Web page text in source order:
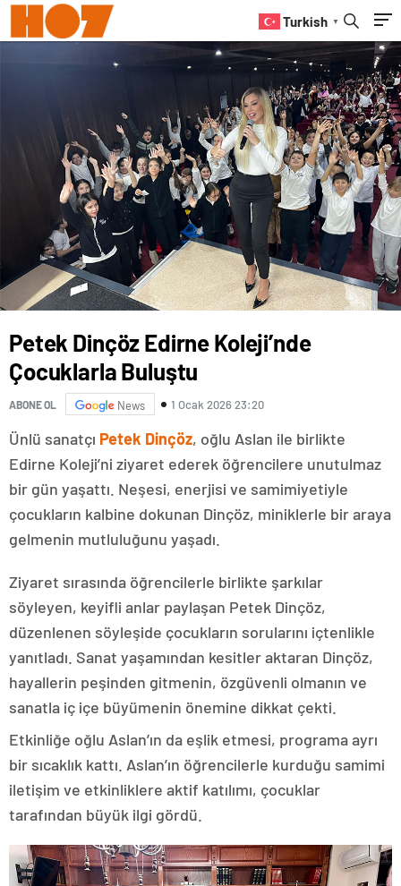
Turkish ▼
Petek Dinçöz Edirne Koleji’nde
Çocuklarla Buluştu
ABONE OL News 1 Ocak 2026 23:20
Ünlü sanatçı Petek Dinçöz, oğlu Aslan ile birlikte
Edirne Koleji’ni ziyaret ederek öğrencilere unutulmaz
bir gün yaşattı. Neşesi, enerjisi ve samimiyetiyle
çocukların kalbine dokunan Dinçöz, miniklerle bir araya
gelmenin mutluluğunu yaşadı.
Ziyaret sırasında öğrencilerle birlikte şarkılar
söyleyen, keyifli anlar paylaşan Petek Dinçöz,
düzenlenen söyleşide çocukların sorularını içtenlikle
yanıtladı. Sanat yaşamından kesitler aktaran Dinçöz,
hayallerin peşinden gitmenin, özgüvenli olmanın ve
sanatla iç içe büyümenin önemine dikkat çekti.
Etkinliğe oğlu Aslan’ın da eşlik etmesi, programa ayrı
bir sıcaklık kattı. Aslan’ın öğrencilerle kurduğu samimi
iletişim ve etkinliklere aktif katılımı, çocuklar
tarafından büyük ilgi gördü.